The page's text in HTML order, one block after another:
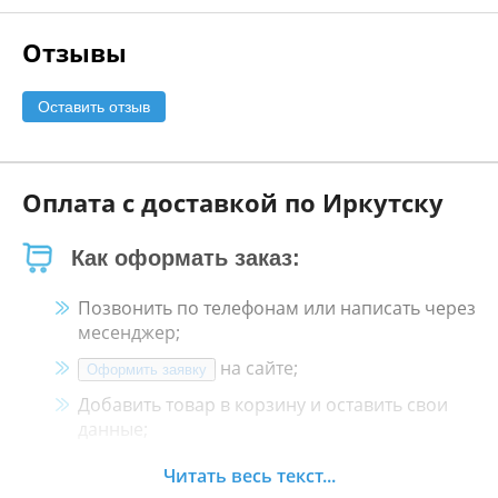
Отзывы
Оставить отзыв
Оплата с доставкой по Иркутску
Как оформать заказ:
Позвонить по телефонам или написать через
месенджер;
Оформить заявку
на сайте;
Добавить товар в корзину и оставить свои
данные;
Менеджер свяжется с Вами в течение 30
Читать весь текст...